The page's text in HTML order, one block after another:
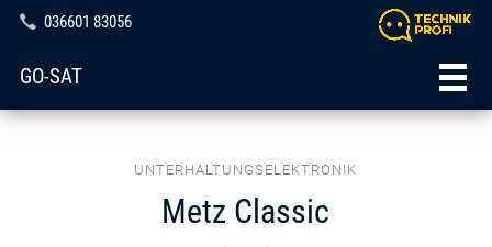
036601 83056
GO-SAT
UNTERHALTUNGSELEKTRONIK
Metz Classic